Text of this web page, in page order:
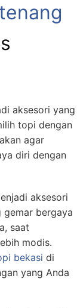
aksesori yang
topi dengan
agar
diri dengan
aksesori
gemar bergaya
saat
modis.
bekasi di
yang Anda